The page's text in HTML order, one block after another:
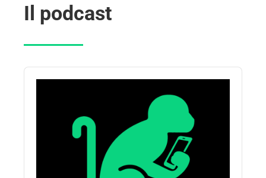
Il podcast
Audio